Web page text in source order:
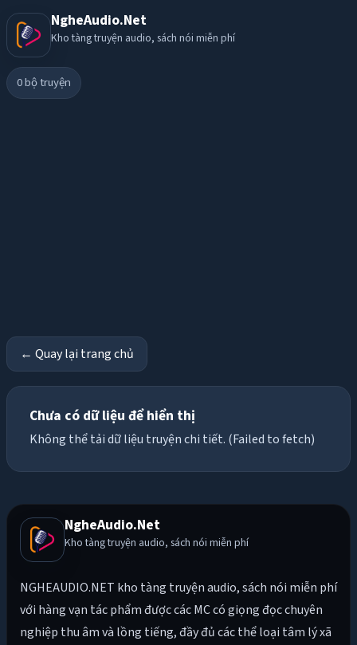
NgheAudio.Net
Kho tàng truyện audio, sách nói miễn phí
0bộ truyện
← Quay lại trang chủ
Chưa có dữ liệu để hiển thị
Không thể tải dữ liệu truyện chi tiết. (Failed to fetch)
NgheAudio.Net
Kho tàng truyện audio, sách nói miễn phí
NGHEAUDIO.NET kho tàng truyện audio, sách nói miễn phí
với hàng vạn tác phẩm được các MC có giọng đọc chuyên
nghiệp thu âm và lồng tiếng, đầy đủ các thể loại tâm lý xã